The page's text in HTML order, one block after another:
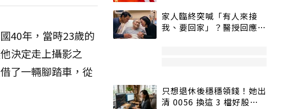
40年，當時23歲的
決定走上攝影之
了一輛腳踏車，從
家人臨終突喊「有人來接
我、要回家」？醫授回應方
只想退休後穩穩領錢！她出
清 0056 換這 3 檔好股：